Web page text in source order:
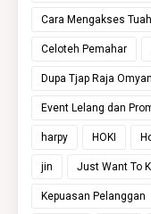
Cara Mengakses
Celoteh Pemahar
Dupa Tjap Raja
Event Lelang dan
harpy HOKI
jin Just Want To
Kepuasan Pelanggan